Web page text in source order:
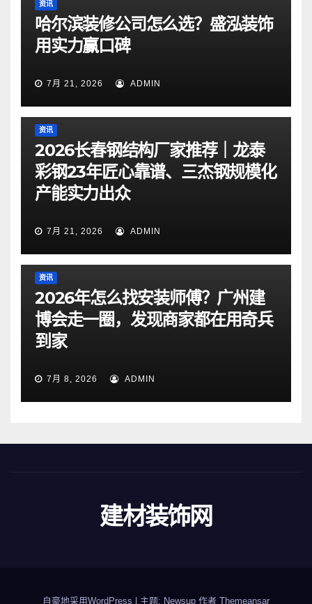
资讯
哈尔滨装修公司怎么选？盛泓装饰
用实力赢口碑
7月 21, 2026 ADMIN
资讯
2026长春钢结构厂家推荐｜龙泰
彩钢23年匠心靠谱、三杰钢规模化
产能实力出众
7月 21, 2026 ADMIN
资讯
2026年怎么找安装师傅？广州建
博会走一圈，发现商家都在用奇兵
到家
7月 8, 2026 ADMIN
建材装饰网
自豪地采用WordPress 主题: Newsup 作者 Themeansar